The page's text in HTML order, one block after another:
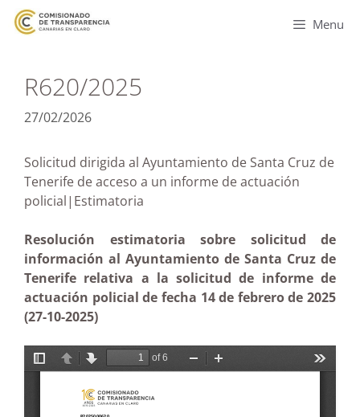
Menu
R620/2025
27/02/2026
Solicitud dirigida al Ayuntamiento de Santa Cruz de
Tenerife de acceso a un informe de actuación
policial|Estimatoria
Resolución estimatoria sobre solicitud de
información al Ayuntamiento de Santa Cruz de
Tenerife relativa a la solicitud de informe de
actuación policial de fecha 14 de febrero de 2025
(27-10-2025)